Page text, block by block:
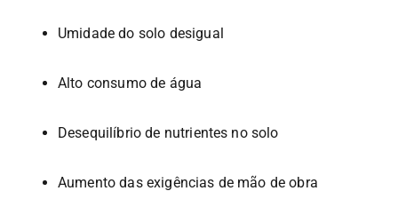
Umidade do solo desigual
Alto consumo de água
Desequilíbrio de nutrientes no solo
Aumento das exigências de mão de obra